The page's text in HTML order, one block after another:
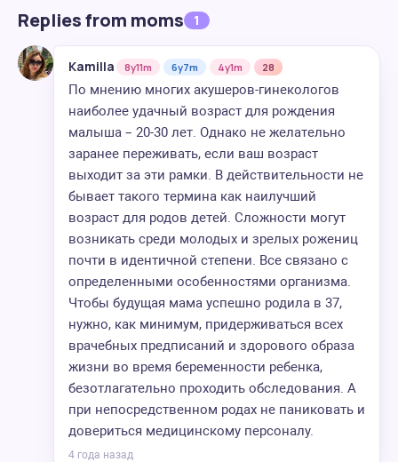
Replies from moms 1
Kamilla 8y11m 6y7m 4y1m 28
По мнению многих акушеров-гинекологов
наиболее удачный возраст для рождения
малыша – 20-30 лет. Однако не желательно
заранее переживать, если ваш возраст
выходит за эти рамки. В действительности не
бывает такого термина как наилучший
возраст для родов детей. Сложности могут
возникать среди молодых и зрелых рожениц
почти в идентичной степени. Все связано с
определенными особенностями организма.
Чтобы будущая мама успешно родила в 37,
нужно, как минимум, придерживаться всех
врачебных предписаний и здорового образа
жизни во время беременности ребенка,
безотлагательно проходить обследования. А
при непосредственном родах не паниковать и
довериться медицинскому персоналу.
4 года назад